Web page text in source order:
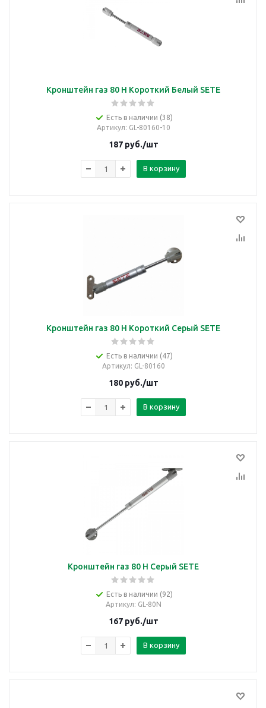
Кронштейн газ 80 Н Короткий Белый SETE
Есть в наличии (38)
Артикул: GL-80160-10
187руб./шт
В корзину
Кронштейн газ 80 Н Короткий Серый SETE
Есть в наличии (47)
Артикул: GL-80160
180руб./шт
В корзину
Кронштейн газ 80 Н Серый SETE
Есть в наличии (92)
Артикул: GL-80N
167руб./шт
В корзину